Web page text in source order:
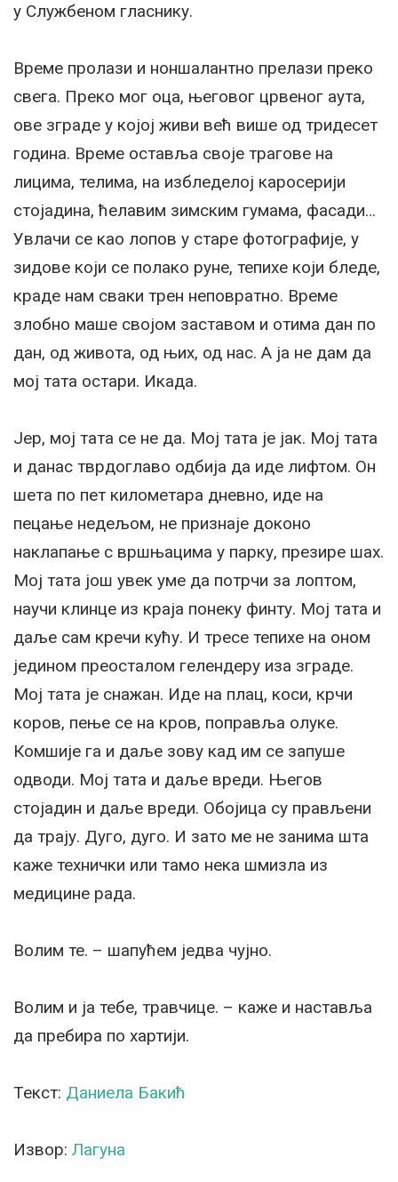
у Службеном гласнику.
Време пролази и ноншалантно прелази преко
свега. Преко мог оца, његовог црвеног аута,
ове зграде у којој живи већ више од тридесет
година. Време оставља своје трагове на
лицима, телима, на избледелој каросерији
стојадина, ћелавим зимским гумама, фасади…
Увлачи се као лопов у старе фотографије, у
зидове који се полако руне, тепихе који бледе,
краде нам сваки трен неповратно. Време
злобно маше својом заставом и отима дан по
дан, од живота, од њих, од нас. А ја не дам да
мој тата остари. Икада.
Јер, мој тата се не да. Мој тата је јак. Мој тата
и данас тврдоглаво одбија да иде лифтом. Он
шета по пет километара дневно, иде на
пецање недељом, не признаје доконо
наклапање с вршњацима у парку, презире шах.
Мој тата још увек уме да потрчи за лоптом,
научи клинце из краја понеку финту. Мој тата и
даље сам кречи кућу. И тресе тепихе на оном
једином преосталом гелендеру иза зграде.
Мој тата је снажан. Иде на плац, коси, крчи
коров, пење се на кров, поправља олуке.
Комшије га и даље зову кад им се запуше
одводи. Мој тата и даље вреди. Његов
стојадин и даље вреди. Обојица су прављени
да трају. Дуго, дуго. И зато ме не занима шта
каже технички или тамо нека шмизла из
медицине рада.
Волим те. – шапућем једва чујно.
Волим и ја тебе, травчице. – каже и наставља
да пребира по хартији.
Текст: Даниела Бакић
Извор: Лагуна